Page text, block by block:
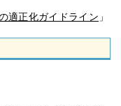
適正化ガイドライン 」